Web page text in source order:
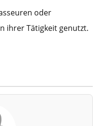
oder
ihrer Tätigkeit genutzt.